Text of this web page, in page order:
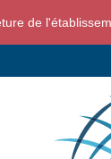
de